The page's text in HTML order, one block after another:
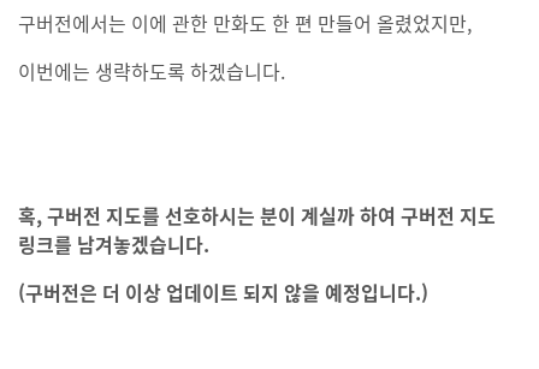
구버전에서는 이에 관한 만화도 한 편 만들어 올렸었지만,
이번에는 생략하도록 하겠습니다.
혹, 구버전 지도를 선호하시는 분이 계실까 하여 구버전 지도
링크를 남겨놓겠습니다.
(구버전은 더 이상 업데이트 되지 않을 예정입니다.)